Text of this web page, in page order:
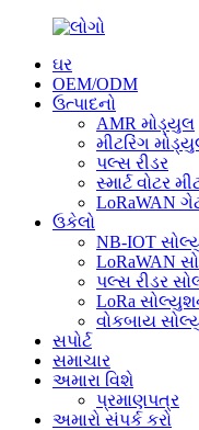
ઘર
OEM/ODM
ઉત્પાદનો
AMR મોડ્યુલ
મીટરિંગ
પલ્સ રીડર
સ્માર્ટ વોટર
LoRaWAN
ઉકેલો
NB-IOT
LoRaWAN
પલ્સ રીડર
LoRa
વોકબાય
સપોર્ટ
સમાચાર
અમારા વિશે
પ્રમાણપત્ર
અમારો સંપર્ક કરો